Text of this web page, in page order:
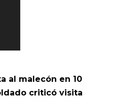
al malecón en 10
criticó visita